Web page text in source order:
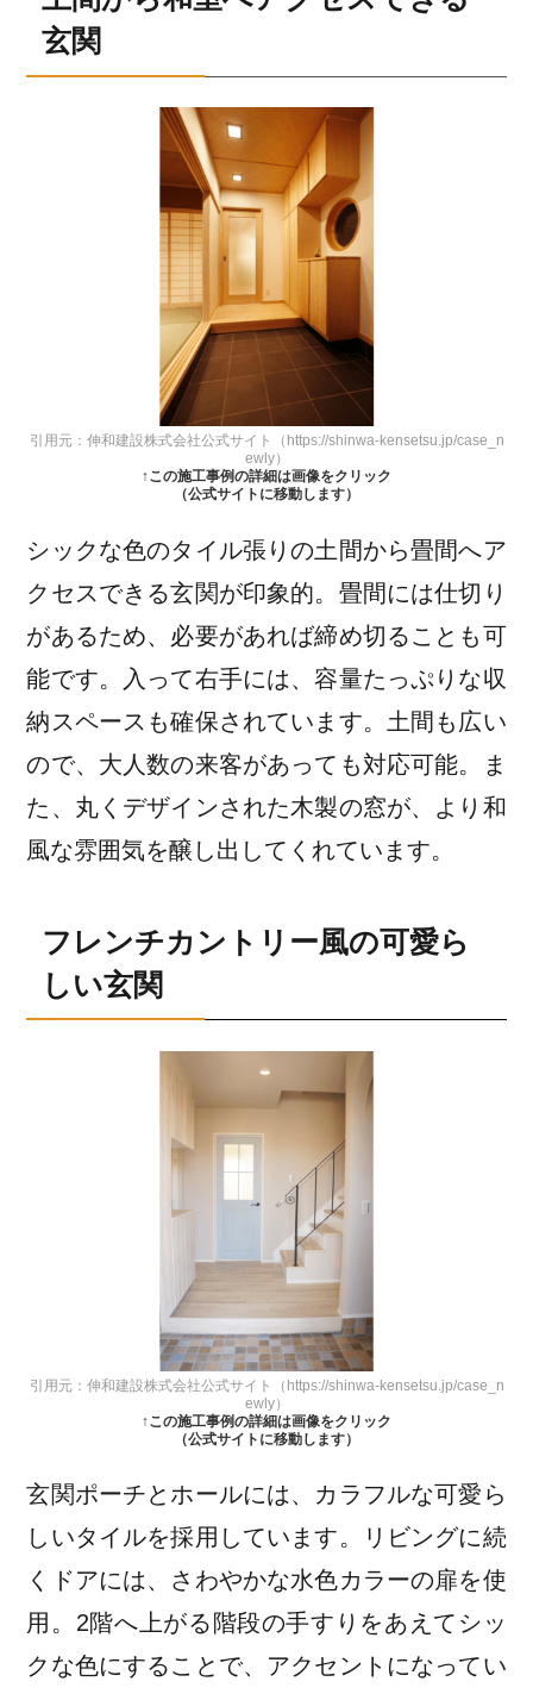
玄関
引用元：伸和建設株式会社公式サイト（https://shinwa-kensetsu.jp/case_n
ewly）
↑この施工事例の詳細は画像をクリック
（公式サイトに移動します）
シックな色のタイル張りの土間から畳間へア
クセスできる玄関が印象的。畳間には仕切り
があるため、必要があれば締め切ることも可
能です。入って右手には、容量たっぷりな収
納スペースも確保されています。土間も広い
ので、大人数の来客があっても対応可能。ま
た、丸くデザインされた木製の窓が、より和
風な雰囲気を醸し出してくれています。
フレンチカントリー風の可愛ら
しい玄関
引用元：伸和建設株式会社公式サイト（https://shinwa-kensetsu.jp/case_n
ewly）
↑この施工事例の詳細は画像をクリック
（公式サイトに移動します）
玄関ポーチとホールには、カラフルな可愛ら
しいタイルを採用しています。リビングに続
くドアには、さわやかな水色カラーの扉を使
用。2階へ上がる階段の手すりをあえてシッ
クな色にすることで、アクセントになってい